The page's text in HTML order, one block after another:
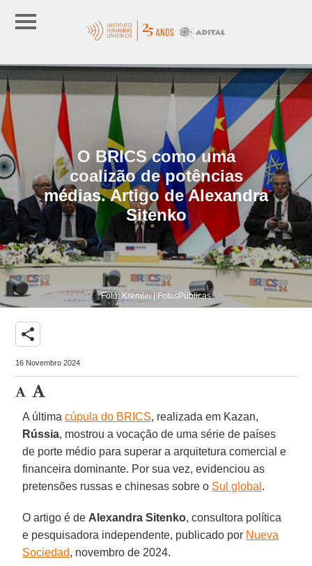
O BRICS como uma
coalizão de potências
médias. Artigo de Alexandra
Sitenko
Foto: Kremlin | FotosPúblicas
share
16 Novembro 2024
A últimacúpula do BRICS, realizada em Kazan,
Rússia, mostrou a vocação de uma série de países
de porte médio para superar a arquitetura comercial e
financeira dominante. Por sua vez, evidenciou as
pretensões russas e chinesas sobre o Sul global .
O artigo é de Alexandra Sitenko, consultora política
e pesquisadora independente, publicado por Nueva
Sociedad, novembro de 2024.